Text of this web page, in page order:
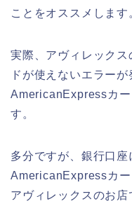
ことをオススメします
実際、アヴィレック
ドが使えないエラー
AmericanExpressカ
す。
多分ですが、銀行口座
AmericanExpressカー
アヴィレックスのお